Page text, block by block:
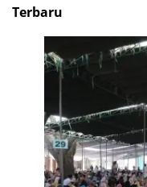
Terbaru